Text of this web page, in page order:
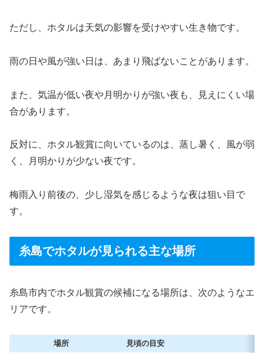
ただし、ホタルは天気の影響を受けやすい生き物です。
雨の日や風が強い日は、あまり飛ばないことがあります。
また、気温が低い夜や月明かりが強い夜も、見えにくい場
合があります。
反対に、ホタル観賞に向いているのは、蒸し暑く、風が弱
く、月明かりが少ない夜です。
梅雨入り前後の、少し湿気を感じるような夜は狙い目で
す。
糸島でホタルが見られる主な場所
糸島市内でホタル観賞の候補になる場所は、次のようなエ
リアです。
場所 見頃の目安